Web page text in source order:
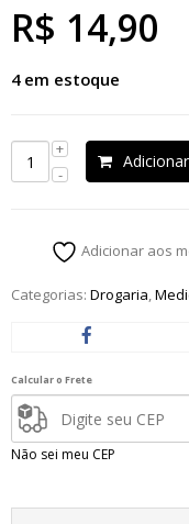
R$ 14,90
4 em estoque
Adicionar aos
Categorias: Drogaria,
Calcular o Frete
Não sei meu CEP